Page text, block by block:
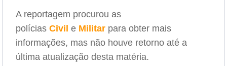
A reportagem procurou as
polícias Civil e Militar para obter mais
informações, mas não houve retorno até a
última atualização desta matéria.